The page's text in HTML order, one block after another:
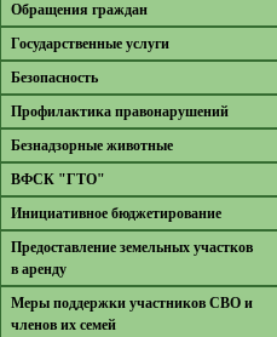
Обращения граждан
Государственные услуги
Безопасность
Профилактика правонарушений
Безнадзорные животные
ВФСК "ГТО"
Инициативное бюджетирование
Предоставление земельных участков
в аренду
Меры поддержки участников СВО и
членов их семей